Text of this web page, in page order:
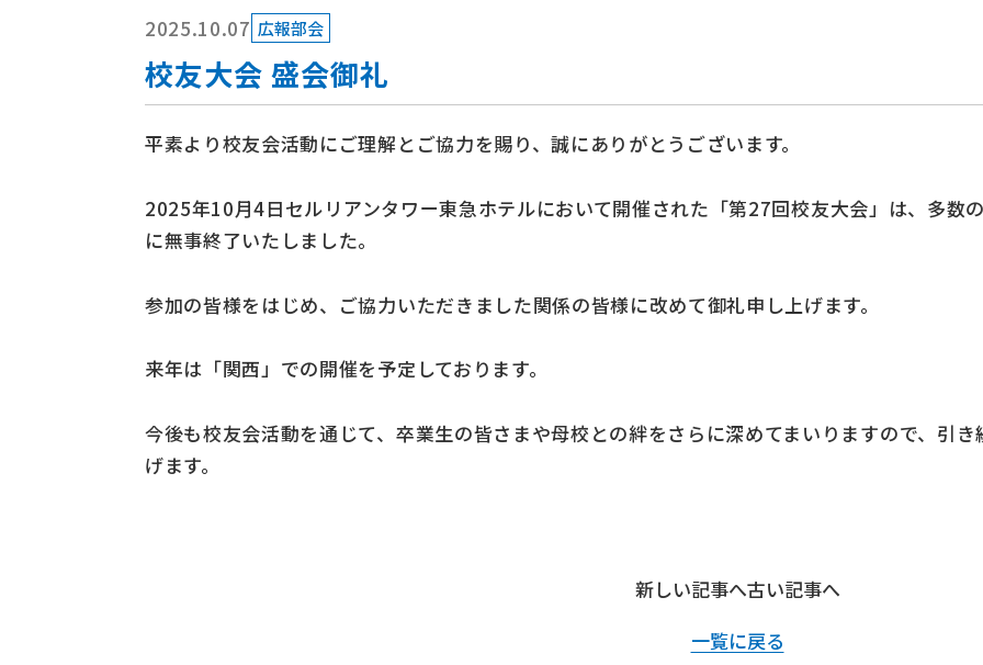
2025.10.07 広報部会
校友大会 盛会御礼
平素より校友会活動にご理解とご協力を賜り、誠にありがとうございます。
2025年10月4日セルリアンタワー東急ホテルにおいて開催された「第27回校友大会」は、多数
に無事終了いたしました。
参加の皆様をはじめ、ご協力いただきました関係の皆様に改めて御礼申し上げます。
来年は「関西」での開催を予定しております。
今後も校友会活動を通じて、卒業生の皆さまや母校との絆をさらに深めてまいりますので、引
げます。
新しい記事へ古い記事へ
一覧に戻る